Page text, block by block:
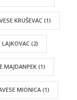
KRUŠEVAC (1)
LAJKOVAC (2)
MAJDANPEK(1)
MIONICA (1)